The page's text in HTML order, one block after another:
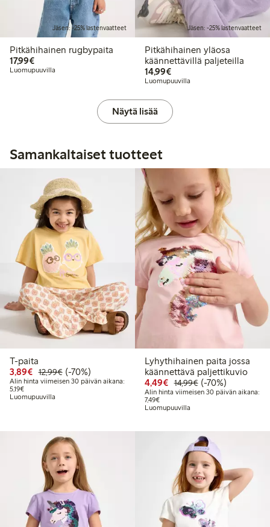
Jäsen: -25% lastenvaatteet
Pitkähihainen rugbypaita
17,99€17,99 €
Luomupuuvilla
Jäsen: -25% lastenvaatteet
Pitkähihainen yläosa
käännettävillä paljeteilla
14,99€14,99 €
Luomupuuvilla
Näytä lisää
Samankaltaiset tuotteet
T-paita
3,89€ Alennettu hinta: 3,89 €
12,99€Normaalihinta: 12,99 €
70% alennus
(-70%)
Alin hinta viimeisen 30 päivän aikana:
5,19€Alin hinta viimeisen 30 päivän aikana: 5,19 €
Luomupuuvilla
Lyhythihainen paita jossa
käännettävä paljettikuvio
4,49€ Alennettu hinta: 4,49 €
14,99€Normaalihinta:
70% alennus
(-70%)
Alin hinta viimeisen 30 päivän aikana:
7,49€Alin hinta viimeisen 30 päivän
Luomupuuvilla